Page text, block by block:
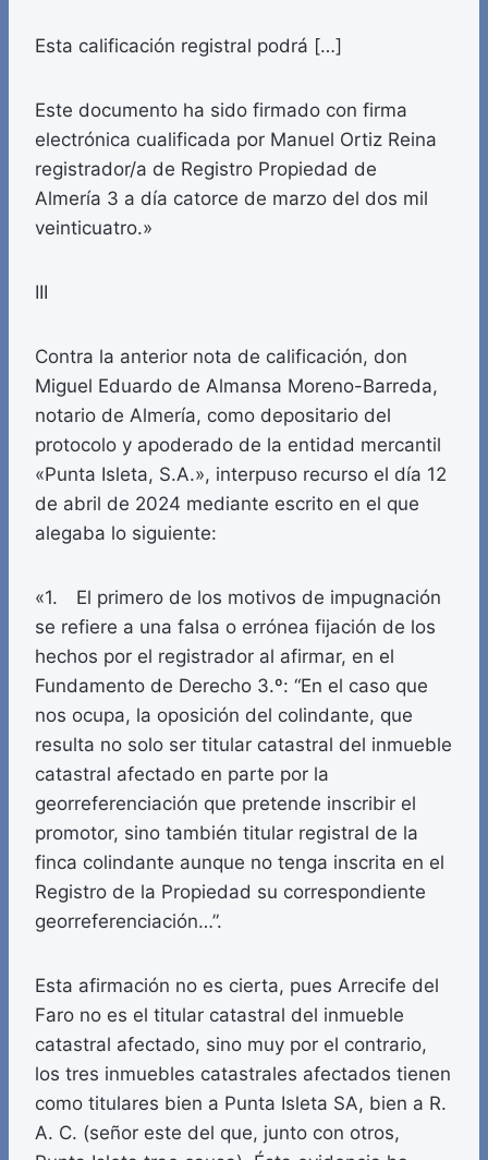
Esta calificación registral podrá […]
Este documento ha sido firmado con firma
electrónica cualificada por Manuel Ortiz Reina
registrador/a de Registro Propiedad de
Almería 3 a día catorce de marzo del dos mil
veinticuatro.»
III
Contra la anterior nota de calificación, don
Miguel Eduardo de Almansa Moreno-Barreda,
notario de Almería, como depositario del
protocolo y apoderado de la entidad mercantil
«Punta Isleta, S.A.», interpuso recurso el día 12
de abril de 2024 mediante escrito en el que
alegaba lo siguiente:
«1. El primero de los motivos de impugnación
se refiere a una falsa o errónea fijación de los
hechos por el registrador al afirmar, en el
Fundamento de Derecho 3.º: “En el caso que
nos ocupa, la oposición del colindante, que
resulta no solo ser titular catastral del inmueble
catastral afectado en parte por la
georreferenciación que pretende inscribir el
promotor, sino también titular registral de la
finca colindante aunque no tenga inscrita en el
Registro de la Propiedad su correspondiente
georreferenciación…”.
Esta afirmación no es cierta, pues Arrecife del
Faro no es el titular catastral del inmueble
catastral afectado, sino muy por el contrario,
los tres inmuebles catastrales afectados tienen
como titulares bien a Punta Isleta SA, bien a R.
A. C. (señor este del que, junto con otros,